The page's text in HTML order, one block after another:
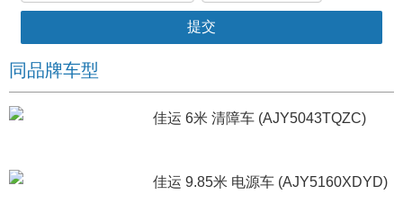
同品牌车型
佳运 6米 清障车 (AJY5043TQZC)
佳运 9.85米 电源车 (AJY5160XDYD)